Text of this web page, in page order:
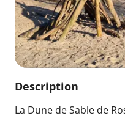
Description
La Dune de Sable de